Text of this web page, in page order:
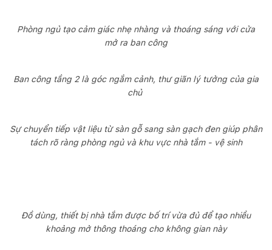
Phòng ngủ tạo cảm giác nhẹ nhàng và thoáng sáng với cửa
mở ra ban công
Ban công tầng 2 là góc ngắm cảnh, thư giãn lý tưởng của gia
chủ
Sự chuyển tiếp vật liệu từ sàn gỗ sang sàn gạch đen giúp phân
tách rõ ràng phòng ngủ và khu vực nhà tắm - vệ sinh
Đồ dùng, thiết bị nhà tắm được bố trí vừa đủ để tạo nhiều
khoảng mở thông thoáng cho không gian này